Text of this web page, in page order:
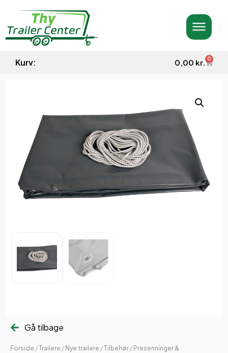
Kurv: 0,00 kr. 0
Gå tilbage
Forside /Trailere / Nye trailere /Tilbehør / Presenninger &